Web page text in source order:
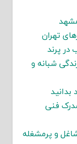
تهران
پرند
شبانه و
فنی
شاغل و پرمشغله